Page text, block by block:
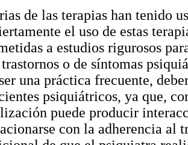
de las terapias han tenido
el uso de estas
a estudios rigurosos
o de síntomas
una práctica frecuente,
psiquiátricos, ya que,
puede producir
con la adherencia al